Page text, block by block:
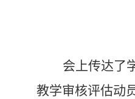
会上传达了
教学审核评估动